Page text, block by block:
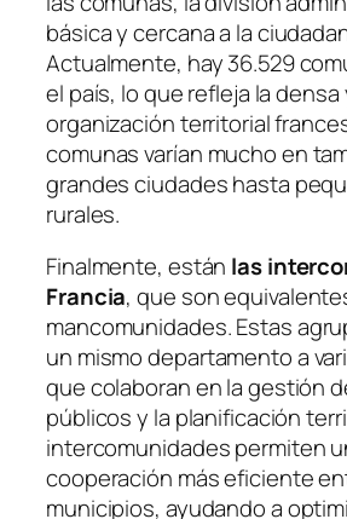
básica y cercana a la
Actualmente, hay 36.529
el país, lo que refleja la
organización territorial
comunas varían mucho en
grandes ciudades hasta
rurales.
Finalmente, están las
Francia, que son
mancomunidades. Estas
un mismo departamento a
que colaboran en la gestión
públicos y la planificación
intercomunidades permiten
cooperación más eficiente
municipios, ayudando a